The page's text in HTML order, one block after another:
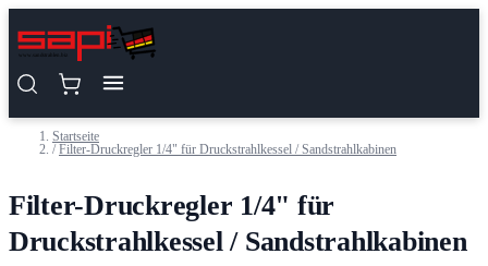
Startseite
/ Filter-Druckregler 1/4" für Druckstrahlkessel / Sandstrahlkabinen
Filter-Druckregler 1/4" für
Druckstrahlkessel / Sandstrahlkabinen